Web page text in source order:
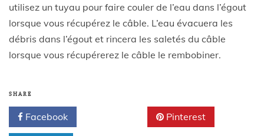
utilisez un tuyau pour faire couler de l’eau dans l’égout
lorsque vous récupérez le câble. L’eau évacuera les
débris dans l’égout et rincera les saletés du câble
lorsque vous récupérerez le câble le rembobiner.
SHARE
Facebook Pinterest